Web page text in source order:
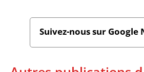
Suivez-nous sur Google